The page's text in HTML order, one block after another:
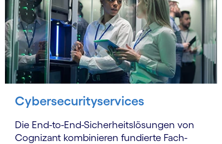
Cybersecurityservices
Die End-to-End-Sicherheitslösungen von
Cognizant kombinieren fundierte Fach-